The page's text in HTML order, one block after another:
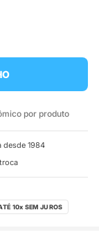
por produto
desde 1984